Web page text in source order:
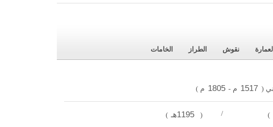
العمارة نقوش الطراز الخامات
(
1517 م -
1805 م )
)
/
( 1195هـ )